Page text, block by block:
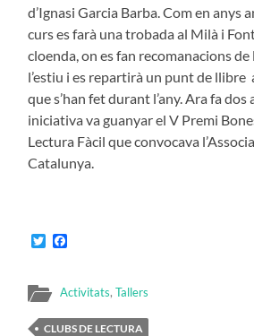
d’Ignasi Garcia Barba. Com en anys
curs es farà una trobada al Milà i
cloenda, on es fan recomanacions
l’estiu i es repartirà un punt de llibre
que s’han fet durant l’any. Ara fa
iniciativa va guanyar el V Premi
Lectura Fàcil que convocava
Catalunya.
Twitter
Activitats,Tallers
CLUBS DE LECTURA